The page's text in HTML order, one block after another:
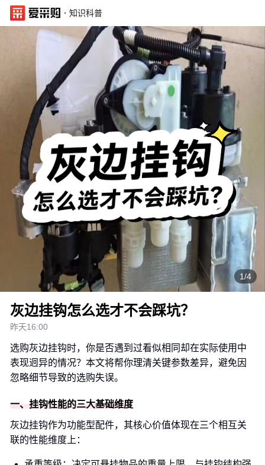
· 知识科普
1/4
灰边挂钩怎么选才不会踩坑？
昨天16:00
选购灰边挂钩时，你是否遇到过看似相同却在实际使用中
表现迥异的情况？本文将帮你理清关键参数差异，避免因
忽略细节导致的选购失误。
一、挂钩性能的三大基础维度
灰边挂钩作为功能型配件，其核心价值体现在三个相互关
联的性能维度上：